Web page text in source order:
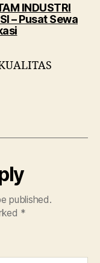
INDUSTRI
– Pusat Sewa
says:
published.
*